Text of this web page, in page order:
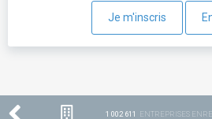
Je m'inscris
1 002 611 ENTREPRISES